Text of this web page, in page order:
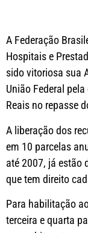
A Federação
Hospitais e
sido vitoriosa sua
União Federal
Reais no repasse
A liberação dos
em 10 parcelas
até 2007, já estão
que tem direito
Para habilitação
terceira e quarta